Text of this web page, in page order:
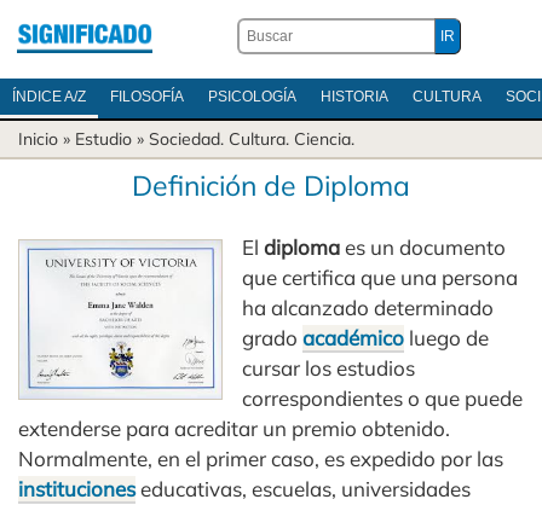
ÍNDICE A/Z FILOSOFÍA PSICOLOGÍA HISTORIA CULTURA
Inicio » Estudio » Sociedad. Cultura. Ciencia.
Definición de Diploma
Eldiplomaes un documento
que certifica que una persona
ha alcanzado determinado
gradoacadémico luego de
cursar los estudios
correspondientes o que puede
extenderse para acreditar un premio obtenido.
Normalmente, en el primer caso, es expedido por las
institucioneseducativas, escuelas, universidades